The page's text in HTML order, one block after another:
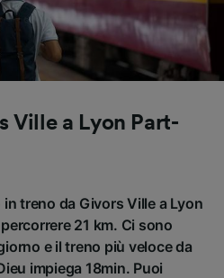
Ville a Lyon Part-
treno da Givors Ville a Lyon
21 km. Ci sono
e il treno più veloce da
impiega 18min. Puoi